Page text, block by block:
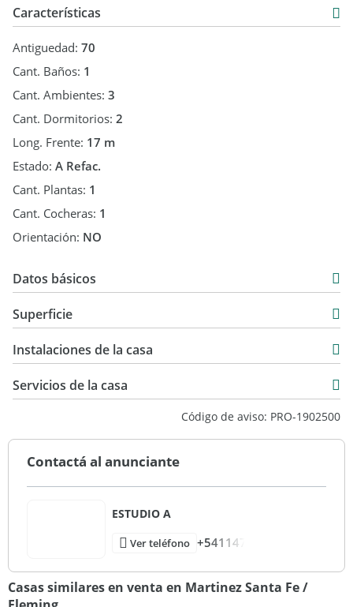
vivienda .
AGENDA TU VISITA
Características
Antiguedad: 70
Cant. Baños: 1
Cant. Ambientes: 3
Cant. Dormitorios: 2
Long. Frente: 17 m
Estado: A Refac.
Cant. Plantas: 1
Cant. Cocheras: 1
Orientación: NO
Datos básicos
USD 215.000
Superficie
200 m2
100 m2
Instalaciones de la casa
Servicios de la casa
Código de aviso: PRO-1902500
Contactá al anunciante
ESTUDIO A
Ver teléfono +541147
Casas similares en venta en Martinez Santa Fe /